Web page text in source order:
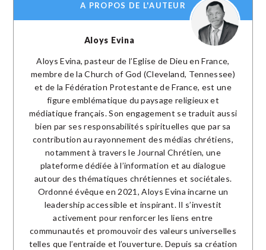
A PROPOS DE L'AUTEUR
Aloys Evina
Aloys Evina, pasteur de l’Eglise de Dieu en France,
membre de la Church of God (Cleveland, Tennessee)
et de la Fédération Protestante de France, est une
figure emblématique du paysage religieux et
médiatique français. Son engagement se traduit aussi
bien par ses responsabilités spirituelles que par sa
contribution au rayonnement des médias chrétiens,
notamment à travers le Journal Chrétien, une
plateforme dédiée à l’information et au dialogue
autour des thématiques chrétiennes et sociétales.
Ordonné évêque en 2021, Aloys Evina incarne un
leadership accessible et inspirant. Il s’investit
activement pour renforcer les liens entre
communautés et promouvoir des valeurs universelles
telles que l’entraide et l’ouverture. Depuis sa création